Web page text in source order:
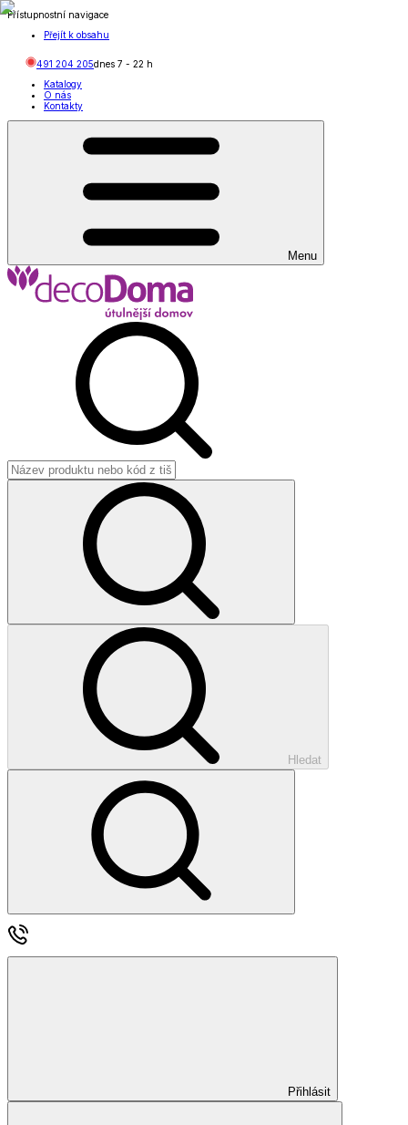
Přístupnostní navigace
Přejít k obsahu
491 204 205dnes 7 - 22 h
Katalogy
O nás
Kontakty
Menu
Hledat
Přihlásit